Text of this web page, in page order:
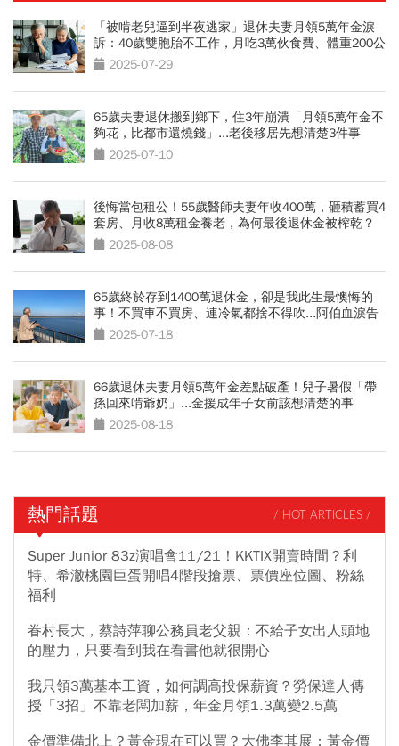
「被啃老兒逼到半夜逃家」退休夫妻月領5萬年金淚
訴：40歲雙胞胎不工作，月吃3萬伙食費、體重200公
斤 2025-07-29
65歲夫妻退休搬到鄉下，住3年崩潰「月領5萬年金不
夠花，比都市還燒錢」...老後移居先想清楚3件事
2025-07-10
後悔當包租公！55歲醫師夫妻年收400萬，砸積蓄買4
套房、月收8萬租金養老，為何最後退休金被榨乾？
2025-08-08
65歲終於存到1400萬退休金，卻是我此生最懊悔的
事！不買車不買房、連冷氣都捨不得吹...阿伯血淚告
白 2025-07-18
66歲退休夫妻月領5萬年金差點破產！兒子暑假「帶
孫回來啃爺奶」...金援成年子女前該想清楚的事
2025-08-18
熱門話題 / HOT ARTICLES /
Super Junior 83z演唱會11/21！KKTIX開賣時間？利
特、希澈桃園巨蛋開唱4階段搶票、票價座位圖、粉絲
福利
眷村長大，蔡詩萍聊公務員老父親：不給子女出人頭地
的壓力，只要看到我在看書他就很開心
我只領3萬基本工資，如何調高投保薪資？勞保達人傳
授「3招」不靠老闆加薪，年金月領1.3萬變2.5萬
金價準備北上？黃金現在可以買？大佛李其展：黃金價